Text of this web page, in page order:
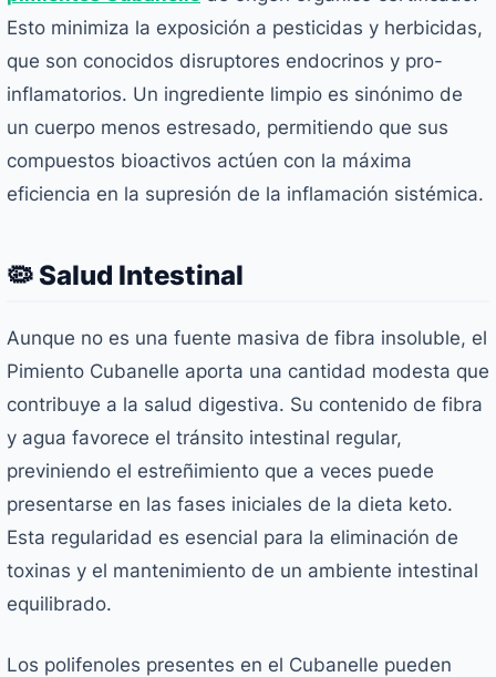
Esto minimiza la exposición a pesticidas y herbicidas,
que son conocidos disruptores endocrinos y pro-
inflamatorios. Un ingrediente limpio es sinónimo de
un cuerpo menos estresado, permitiendo que sus
compuestos bioactivos actúen con la máxima
eficiencia en la supresión de la inflamación sistémica.
🦠 Salud Intestinal
Aunque no es una fuente masiva de fibra insoluble, el
Pimiento Cubanelle aporta una cantidad modesta que
contribuye a la salud digestiva. Su contenido de fibra
y agua favorece el tránsito intestinal regular,
previniendo el estreñimiento que a veces puede
presentarse en las fases iniciales de la dieta keto.
Esta regularidad es esencial para la eliminación de
toxinas y el mantenimiento de un ambiente intestinal
equilibrado.
Los polifenoles presentes en el Cubanelle pueden